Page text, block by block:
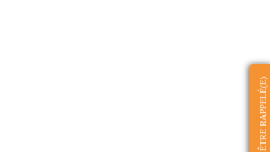
ÊTRE RAPPELÉ(E)